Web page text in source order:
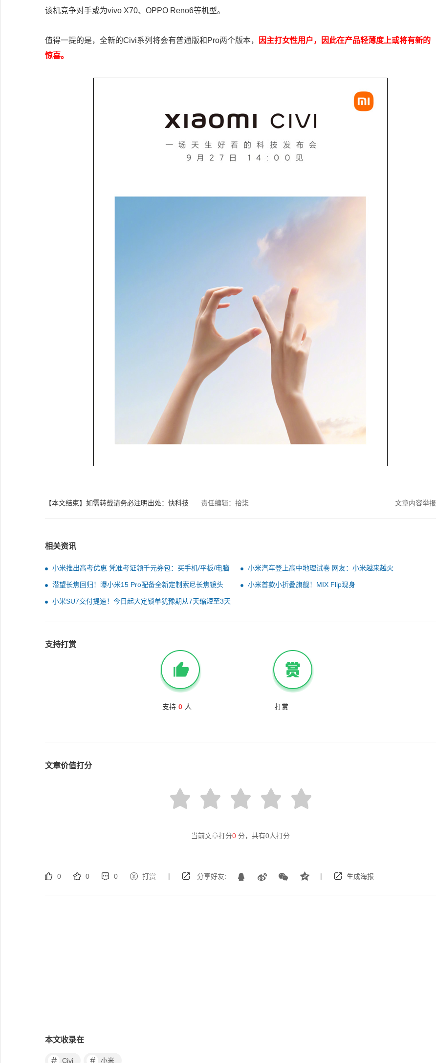
该机竞争对手或为vivo X70、OPPO Reno6等机型。
值得一提的是，全新的Civi系列将会有普通版和Pro两个版本，
因主打女性用户，因此在产品轻薄度上或将有新的
惊喜。
【本文结束】如需转载请务必注明出处：快科技 责任编辑：拾柒 文章内容举报
相关资讯
小米推出高考优惠 凭准考证领千元券包：买手机/平板/电脑
更便宜
小米汽车登上高中地理试卷 网友：小米越来越火
潜望长焦回归！曝小米15 Pro配备全新定制索尼长焦镜头 小米首款小折叠旗舰！MIX Flip现身
小米SU7交付提速！今日起大定锁单犹豫期从7天缩短至3天
支持打赏
支持 0 人 打赏
文章价值打分
当前文章打分0 分，共有0人打分
0 0 0 打赏 | 分享好友: | 生成海报
本文收录在
# Civi # 小米